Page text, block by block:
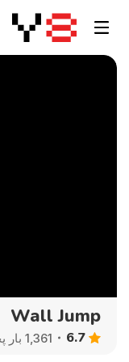
Wall Jump
6.7 1,361 بار پخش